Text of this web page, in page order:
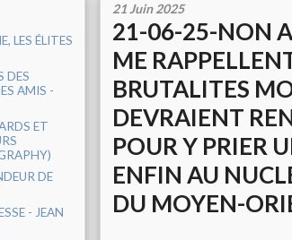
LES ÉLITES
DES
AMIS -
ET
DE
- JEAN
21 Juin 2025
21-06-25-NON
ME
BRUTALITES
DEVRAIENT
POUR Y PRIER
ENFIN AU
DU MOYEN-